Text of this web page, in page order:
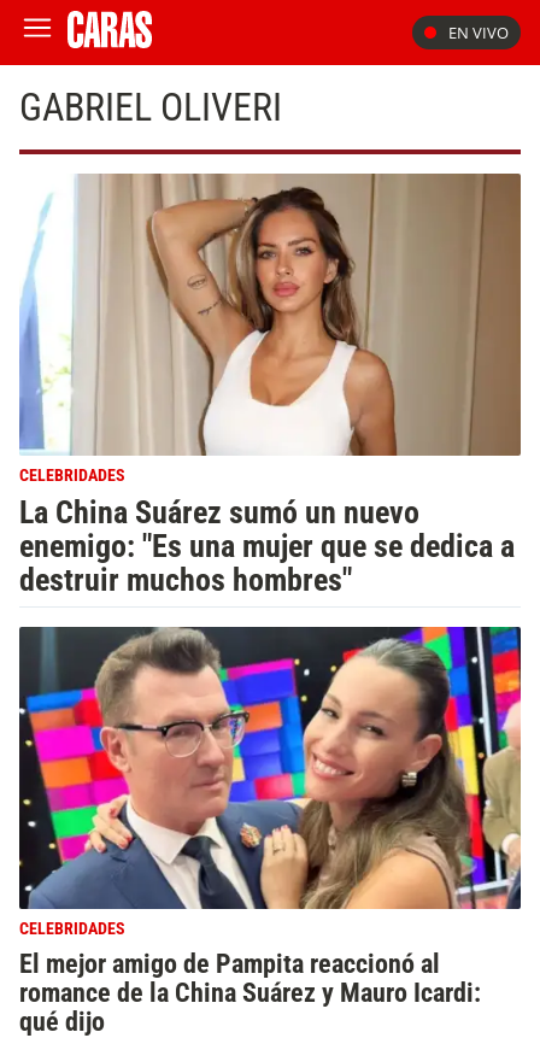
EN VIVO
GABRIEL OLIVERI
CELEBRIDADES
La China Suárez sumó un nuevo
enemigo: "Es una mujer que se dedica a
destruir muchos hombres"
CELEBRIDADES
El mejor amigo de Pampita reaccionó al
romance de la China Suárez y Mauro Icardi:
qué dijo